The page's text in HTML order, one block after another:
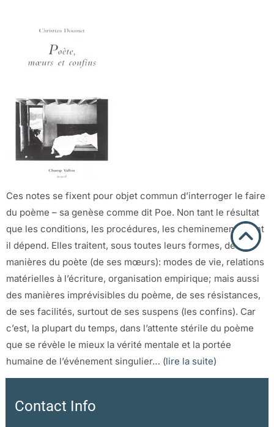
Ces notes se fixent pour objet commun d’interroger le faire
du poème – sa genèse comme dit Poe. Non tant le résultat
que les conditions, les procédures, les cheminements dont
il dépend. Elles traitent, sous toutes leurs formes, des
manières du poète (de ses mœurs): modes de vie, relations
matérielles à l’écriture, organisation empirique; mais aussi
des manières imprévisibles du poème, de ses résistances,
de ses facilités, surtout de ses suspens (les confins). Car
c’est, la plupart du temps, dans l’attente stérile du poème
que se révèle le mieux la vérité mentale et la portée
humaine de l’événement singulier… (lire la suite)
Contact Info